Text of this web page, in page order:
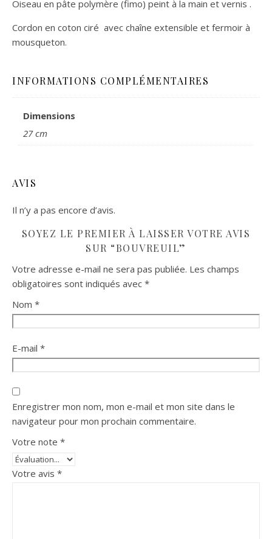
Oiseau en pâte polymère (fimo) peint à la main et vernis .
Cordon en coton ciré avec chaîne extensible et fermoir à
mousqueton.
INFORMATIONS COMPLÉMENTAIRES
Dimensions
27 cm
AVIS
Il n’y a pas encore d’avis.
SOYEZ LE PREMIER À LAISSER VOTRE AVIS
SUR “BOUVREUIL”
Votre adresse e-mail ne sera pas publiée. Les champs
obligatoires sont indiqués avec *
Nom *
E-mail *
Enregistrer mon nom, mon e-mail et mon site dans le
navigateur pour mon prochain commentaire.
Votre note *
Votre avis *